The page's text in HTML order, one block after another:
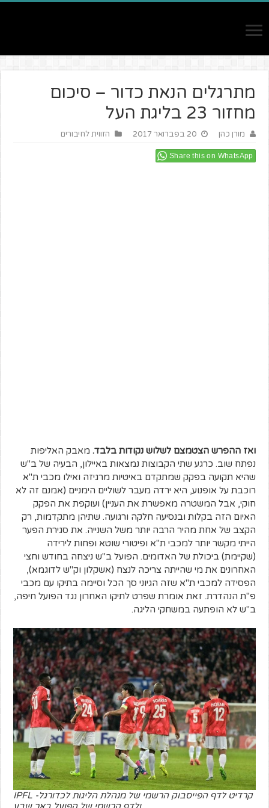
מתרגלים הנאת כדור – סיכום
מחזור 23 בליגת העל
מורן כהן 20 בפברואר 2017 הזווית לחיבורים
Share this on WhatsApp
ואז ההפרש הצטמצם לשלוש נקודות בלבד. מאבק האליפות
נפתח שוב. כרגע שתי הקבוצות נמצאות באיילון, הבעיה של ב"ש
שהיא תקועה בפקק שמתקדם באיטיות מרגיזה ואילו מכבי ת"א
רוכבת על אופנוע, היא ירדה מעבר לשוליים הימניים (אמנם זה לא
חוקי, אבל המשטרה מאפשרת את העניין) ועוקפת את הפקק
האיום הזה בקלות ובנסיעה חלקה ורגועה. שתיהן מתקדמות, רק
הקצב של אחת מהיר הרבה יותר משל השנייה. את סגירת הפער
הייתי מקשר יותר למכבי ת"א ופיטורי שוטא ופחות לירידה
(שקיימת) ביכולת של האדומים. הפועל ב"ש ניצחה בחודש וחצי
האחרונים את מי שהייתה צריכה לנצח (אשקלון וק"ש לדוגמא),
הפסידה למכבי ת"א שזה הגיוני סך הכל וסיימה בתיקו עם מכבי
פ"ת הנהדרת. זאת אומרת שפרט לתיקו האחרון נגד הפועל חיפה,
ב"ש לא הופתעה במשחקי הליגה.
קרדיט לדף הפייסבוק הרשמי של מנהלת הליגות לכדורגל- IPFL